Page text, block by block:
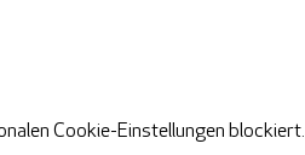
Cookie-Einstellungen blockiert.